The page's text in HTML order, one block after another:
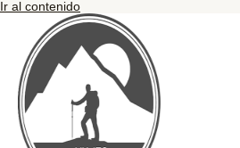
Ir al contenido